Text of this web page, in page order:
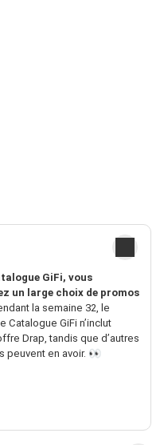
GiFi, vous
un large choix de promos
la semaine 32, le
Catalogue GiFi n’inclut
Drap, tandis que d’autres
peuvent en avoir. 👀